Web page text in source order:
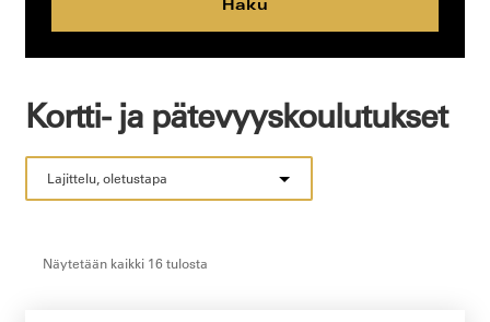
Kortti- ja pätevyyskoulutukset
Näytetään kaikki 16 tulosta
Haku